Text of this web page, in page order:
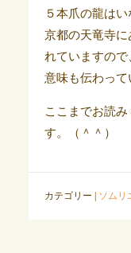
５本爪の龍は
京都の天竜寺
れていますの
意味も伝わって
ここまでお読
す。（＾＾）
カテゴリー | ソムリ